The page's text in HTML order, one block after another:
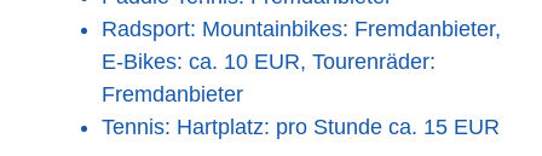
Radsport: Mountainbikes: Fremdanbieter,
E-Bikes: ca. 10 EUR, Tourenräder:
Fremdanbieter
Tennis: Hartplatz: pro Stunde ca. 15 EUR